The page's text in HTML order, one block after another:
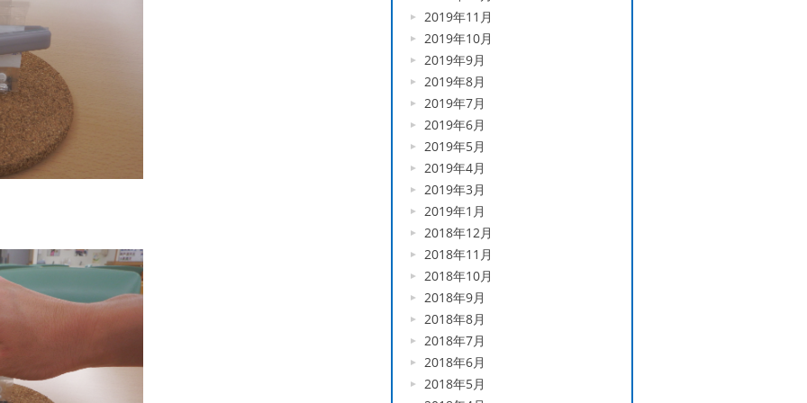
2019年11月
2019年10月
2019年9月
2019年8月
2019年7月
2019年6月
2019年5月
2019年4月
2019年3月
2019年1月
2018年12月
2018年11月
2018年10月
2018年9月
2018年8月
2018年7月
2018年6月
2018年5月